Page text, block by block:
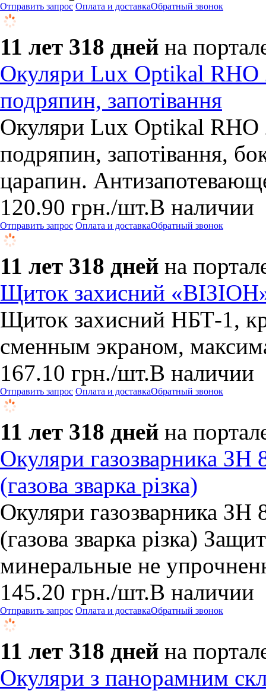
Отправить запрос Оплата и доставкаОбратный звонок
11 лет 318 дней на
Окуляри Lux Optikal RHO
подряпин, запотівання
Окуляри Lux Optikal RHO
подряпин, запотівання,
царапин.
120.90 грн./шт.В наличии
Отправить запрос Оплата и доставкаОбратный звонок
11 лет 318 дней на
Щиток захисний
Щиток захисний НБТ-1,
сменным экраном,
167.10 грн./шт.В наличии
Отправить запрос Оплата и доставкаОбратный звонок
11 лет 318 дней на
Окуляри газозварника ЗН
(газова зварка різка)
Окуляри газозварника ЗН
(газова зварка різка)
минеральные не
145.20 грн./шт.В наличии
Отправить запрос Оплата и доставкаОбратный звонок
11 лет 318 дней на
Окуляри з панорамним